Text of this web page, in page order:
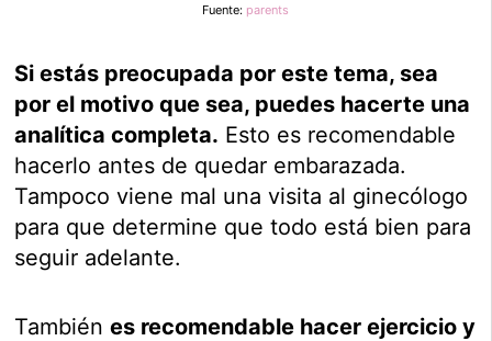
Fuente: parents
Si estás preocupada por este tema, sea
por el motivo que sea, puedes hacerte una
analítica completa. Esto es recomendable
hacerlo antes de quedar embarazada.
Tampoco viene mal una visita al ginecólogo
para que determine que todo está bien para
seguir adelante.
Tambiénes recomendable hacer ejercicio y